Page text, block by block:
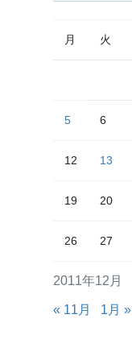
2011年12月
月 火
5 6
12 13
19 20
26 27
« 11月 1月 »